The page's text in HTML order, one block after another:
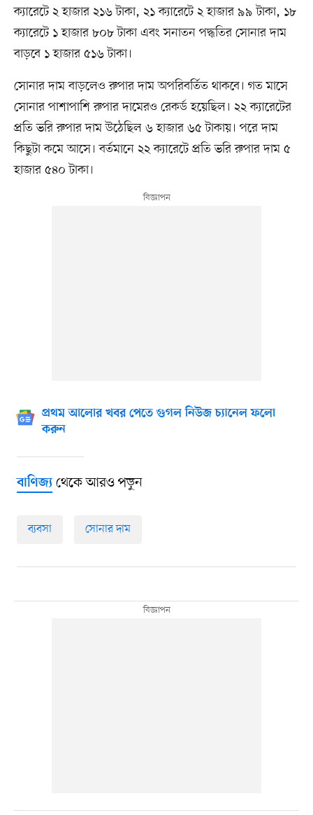
ক্যারেটে ২ হাজার ২১৬ টাকা, ২১ ক্যারেটে ২ হাজার ৯৯ টাকা, ১৮
ক্যারেটে ১ হাজার ৮০৮ টাকা এবং সনাতন পদ্ধতির সোনার দাম
বাড়বে ১ হাজার ৫১৬ টাকা।
সোনার দাম বাড়লেও রুপার দাম অপরিবর্তিত থাকবে। গত মাসে
সোনার পাশাপাশি রুপার দামেরও রেকর্ড হয়েছিল। ২২ ক্যারেটের
প্রতি ভরি রুপার দাম উঠেছিল ৬ হাজার ৬৫ টাকায়। পরে দাম
কিছুটা কমে আসে। বর্তমানে ২২ ক্যারেটে প্রতি ভরি রুপার দাম ৫
হাজার ৫৪০ টাকা।
প্রথম আলোর খবর পেতে গুগল নিউজ চ্যানেল ফলো
করুন
বাণিজ্যথেকে আরও পড়ুন
ব্যবসা সোনার দাম